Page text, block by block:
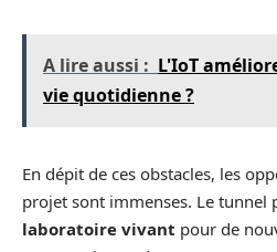
A lire aussi : L'IoT
vie quotidienne ?
En dépit de ces obstacles, les
projet sont immenses. Le tunnel
laboratoire vivant pour de